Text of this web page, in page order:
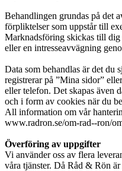
Behandlingen grundas på det
förpliktelser som uppstår till
Marknadsföring skickas till dig
eller en intresseavvägning
Data som behandlas är det du
registrerar på ”Mina sidor”
eller telefon. Det skapas även
och i form av cookies när du
All information om vår
www.radron.se/om-rad--ron/
Överföring av uppgifter
Vi använder oss av flera
våra tjänster. Då Råd & Rön